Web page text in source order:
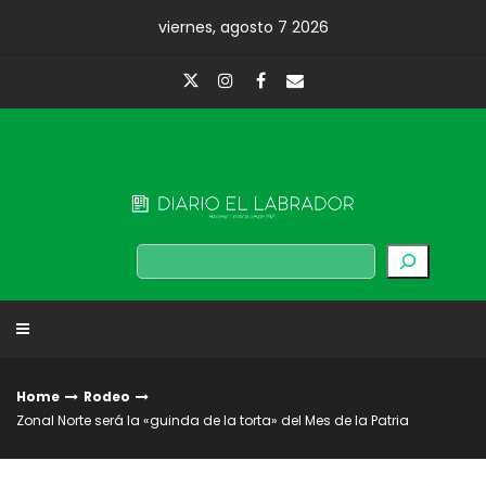
viernes, agosto 7 2026
Buscar
Home
Rodeo
Zonal Norte será la «guinda de la torta» del Mes de la Patria